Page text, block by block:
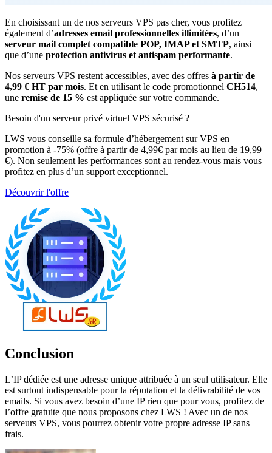
En choisissant un de nos serveurs VPS pas cher, vous profitez
également d’adresses email professionnelles illimitées, d’un
serveur mail complet compatible POP, IMAP et SMTP, ainsi
que d’une protection antivirus et antispam performante.
Nos serveurs VPS restent accessibles, avec des offres à partir de
4,99 € HT par mois. Et en utilisant le code promotionnel CH514,
une remise de 15 % est appliquée sur votre commande.
Besoin d'un serveur privé virtuel VPS sécurisé ?
LWS vous conseille sa formule d’hébergement sur VPS en
promotion à -75% (offre à partir de 4,99€ par mois au lieu de 19,99
€). Non seulement les performances sont au rendez-vous mais vous
profitez en plus d’un support exceptionnel.
Découvrir l'offre
Conclusion
L’IP dédiée est une adresse unique attribuée à un seul utilisateur. Elle
est surtout indispensable pour la réputation et la délivrabilité de vos
emails. Si vous avez besoin d’une IP rien que pour vous, profitez de
l’offre gratuite que nous proposons chez LWS ! Avec un de nos
serveurs VPS, vous pourrez obtenir votre propre adresse IP sans
frais.